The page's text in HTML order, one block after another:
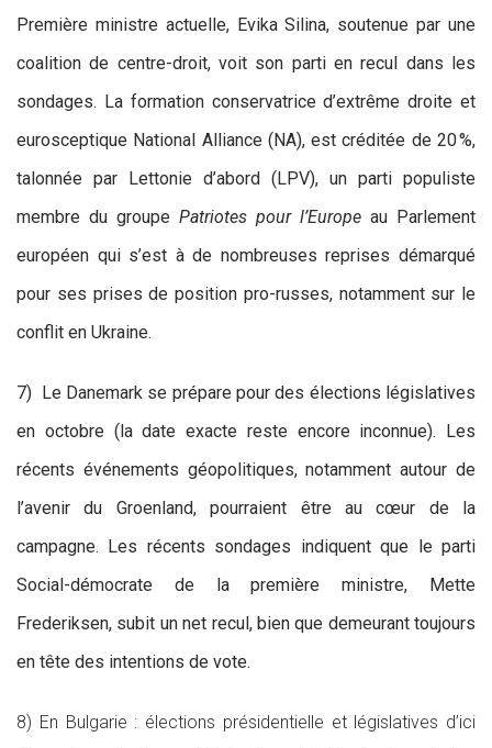
Première ministre actuelle, Evika Silina, soutenue par une
coalition de centre-droit, voit son parti en recul dans les
sondages. La formation conservatrice d’extrême droite et
eurosceptique National Alliance (NA), est créditée de 20 %,
talonnée par Lettonie d’abord (LPV), un parti populiste
membre du groupe Patriotes pour l’Europe au Parlement
européen qui s’est à de nombreuses reprises démarqué
pour ses prises de position pro-russes, notamment sur le
conflit en Ukraine.
7) Le Danemark se prépare pour des élections législatives
en octobre (la date exacte reste encore inconnue). Les
récents événements géopolitiques, notamment autour de
l’avenir du Groenland, pourraient être au cœur de la
campagne. Les récents sondages indiquent que le parti
Social-démocrate de la première ministre, Mette
Frederiksen, subit un net recul, bien que demeurant toujours
en tête des intentions de vote.
8) En Bulgarie : élections présidentielle et législatives d’ici